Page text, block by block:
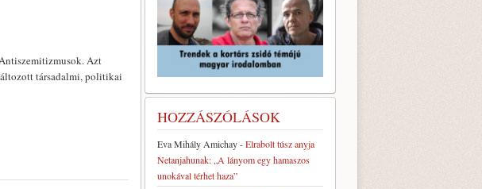
Azt
társadalmi, politikai
HOZZÁSZÓLÁSOK
Eva Mihály Amichay-Elrabolt túsz anyja
Netanjahunak: „A lányom egy hamaszos
unokával térhet haza”